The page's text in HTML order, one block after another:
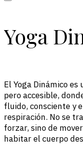
YogaDi
El Yoga Dinámico
pero accesible,
fluido, consciente y
respiración. No se
forzar, sino de
habitar el cuerpo